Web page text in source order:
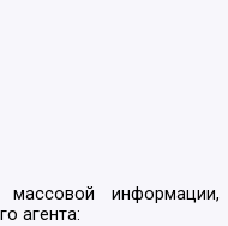
информации,
агента: